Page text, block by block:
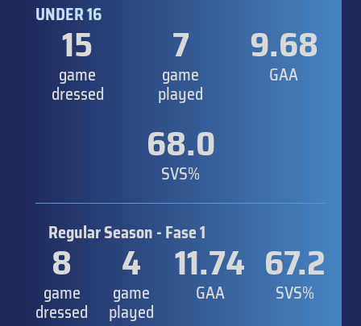
UNDER 16
15
game
dressed
7
game
played
9.68
GAA
68.0
SVS%
Regular Season - Fase 1
8
game
dressed
4
game
played
11.74
GAA
67.2
SVS%